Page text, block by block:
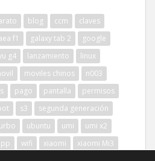
blog ccm
claves
f1 galaxy tab 2
google
g4 lanzamiento
linux
moviles chinos
n003
pago pantalla
permisos
s3
segunda generación
ubuntu umi
umi x2
wifi xiaomi xiaomi Mi3